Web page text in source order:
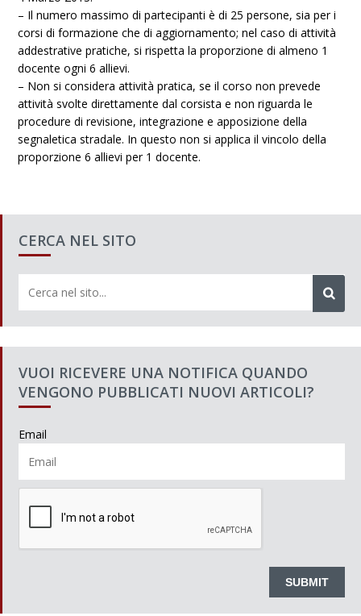
– Il numero massimo di partecipanti è di 25 persone, sia per i
corsi di formazione che di aggiornamento; nel caso di attività
addestrative pratiche, si rispetta la proporzione di almeno 1
docente ogni 6 allievi.
– Non si considera attività pratica, se il corso non prevede
attività svolte direttamente dal corsista e non riguarda le
procedure di revisione, integrazione e apposizione della
segnaletica stradale. In questo non si applica il vincolo della
proporzione 6 allievi per 1 docente.
CERCA NEL SITO
VUOI RICEVERE UNA NOTIFICA QUANDO
VENGONO PUBBLICATI NUOVI ARTICOLI?
Email